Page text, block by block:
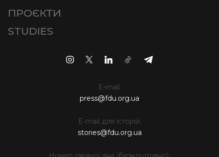
ПРОЄКТИ
STUDIES
E-mail:
press@fdu.org.ua
E-mail для історій:
stories@fdu.org.ua